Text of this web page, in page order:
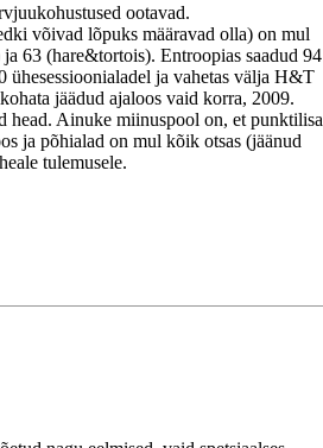
ootavad.
võivad lõpuks määravad olla) on mul
63 (hare&tortois). Entroopias saadud 94
ja vahetas välja H&T
jäädud ajaloos vaid korra, 2009.
head. Ainuke miinuspool on, et punktilisa
ja põhialad on mul kõik otsas (jäänud
tulemusele.